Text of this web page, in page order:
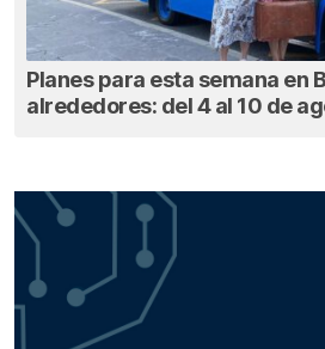
Planes para esta semana en
alrededores: del 4 al 10 de